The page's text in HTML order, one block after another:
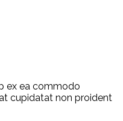
ex ea commodo
cupidatat non proident